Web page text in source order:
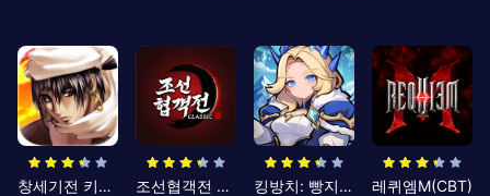
창세기전 키우기 조선협객전 클래식 킹방치: 빵지의 제왕 레퀴엠M(CBT)